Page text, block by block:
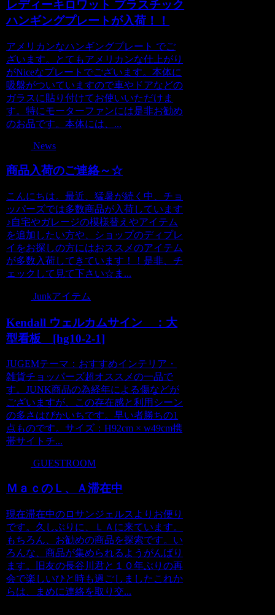
レディーキロワット プラスチック
ハンギングプレートが入荷！！
アメリカンなハンギングプレート でご
ざいます。とてもアメリカンな仕上がり
がNiceなプレートでございます。本体に
吸盤がついていますので車やドアなどの
ガラスに貼り付けてお使いいただけま
す。特にモーターファンには是非お勧め
のお品です。本体には、...
News
商品入荷のご連絡～☆
こんにちは。最近、猛暑が続く中、チョ
ッパーズでは多数商品が入荷しています
♪自宅やガレージの模様替えやアイテム
を追加したい方や、ショップのディプレ
イをお探しの方にはおススメのアイテム
が多数入荷してきています！！是非、チ
ェックして見て下さい☆ま...
Junkアイテム
Kendall ウェルカムサイン ：大
型看板 [hg10-2-1]
JUGEMテーマ：おすすめインテリア・
雑貨チョッパーズ超オススメの一品で
す。JUNK商品の為経年による傷などが
ございますが、この存在感と利用シーン
の多さはぴかいちです。早い者勝ちの1
点ものです。サイズ：H92cm × w49cm携
帯サイトチ...
GUESTROOM
ＭａｃのＬ、Ａ滞在中
現在滞在中のロサンジェルスよりお便り
です。久しぶりに、ＬＡに来ています。
もちろん、お勧めの商品を探索です。い
ろんな、商品が集められるようがんばり
ます。旧友の長谷川君と１０年ぶりの再
会で楽しいひと時も過ごしましたこれか
らは、まめに連絡を取り交...